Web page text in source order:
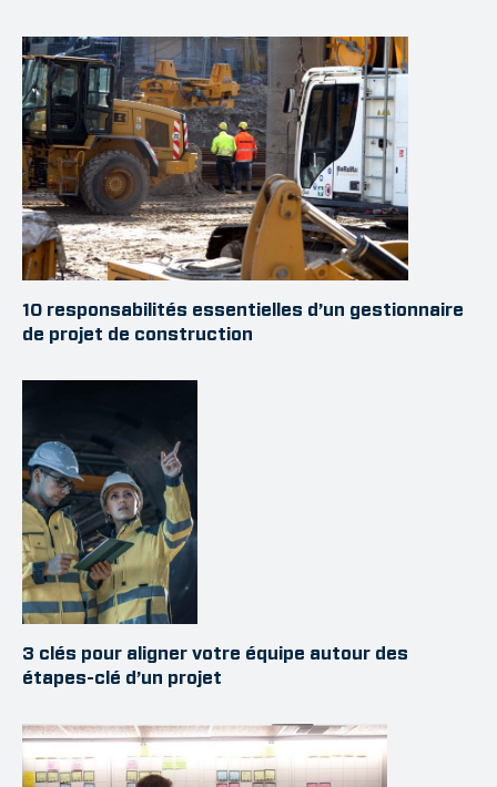
10 responsabilités essentielles d’un gestionnaire
de projet de construction
3 clés pour aligner votre équipe autour des
étapes-clé d’un projet